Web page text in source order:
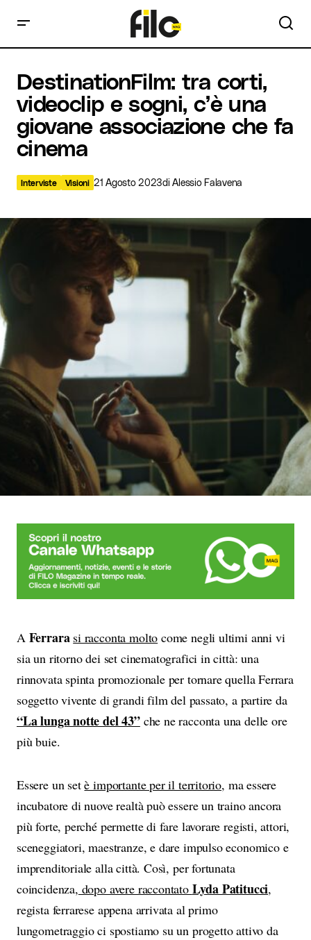
associazione che fa cinema
DestinationFilm: tra corti,
videoclip e sogni, c’è una
giovane associazione che fa
cinema
Interviste Visioni 21 Agosto 2023di Alessio Falavena
A Ferrara si racconta molto come negli ultimi anni vi
sia un ritorno dei set cinematografici in città: una
rinnovata spinta promozionale per tornare quella Ferrara
soggetto vivente di grandi film del passato, a partire da
“La lunga notte del 43”che ne racconta una delle ore
più buie.
Essere un setè importante per il territorio, ma essere
incubatore di nuove realtà può essere un traino ancora
più forte, perché permette di fare lavorare registi, attori,
sceneggiatori, maestranze, e dare impulso economico e
imprenditoriale alla città. Così, per fortunata
coincidenza, dopo avere raccontato Lyda Patitucci,
regista ferrarese appena arrivata al primo
lungometraggio ci spostiamo su un progetto attivo da